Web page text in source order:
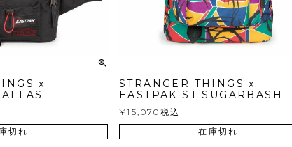
x
切れ
STRANGER THINGS x
EASTPAK ST SUGARBASH
¥15,070 税込
在庫切れ